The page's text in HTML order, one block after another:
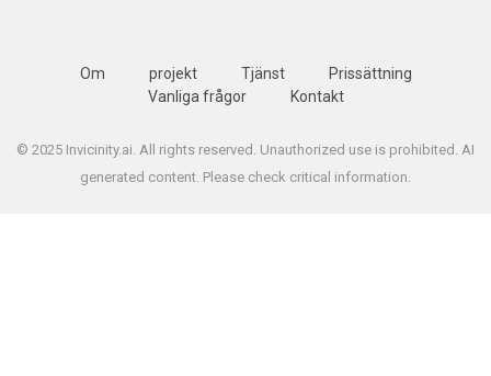
Om projekt Tjänst
Prissättning
Vanliga frågor
Kontakt
© 2025 Invicinity.ai. All rights reserved. Unauthorized use is prohibited. AI
generated content. Please check critical information.